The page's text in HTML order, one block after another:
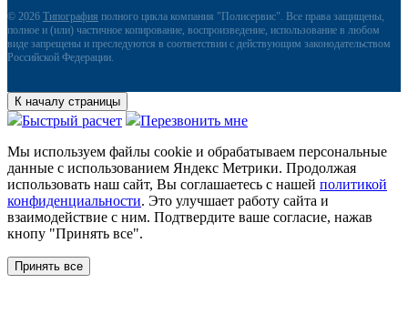
© 2026 Типография полного цикла компания "Полисервис". Все права защищены,
полное и (или) частичное копирование, воспроизведение, использование в любом
виде запрещены и преследуются в соответствии с действующим законодательством
Российской Федерации.
К началу страницы
Быстрый расчет
Перезвонить мне
Мы используем файлы сookie и обрабатываем персональные
данные с использованием Яндекс Метрики. Продолжая
использовать наш сайт, Вы соглашаетесь с нашей политикой
конфиденциальности. Это улучшает работу сайта и
взаимодействие с ним. Подтвердите ваше согласие, нажав
кнопу "Принять все".
Принять все